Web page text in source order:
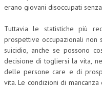
erano giovani disoccupati
Tuttavia le statistiche più
prospettive occupazionali
suicidio, anche se possono
decisione di togliersi la vita,
delle persone care e di
vita. Le condizioni di